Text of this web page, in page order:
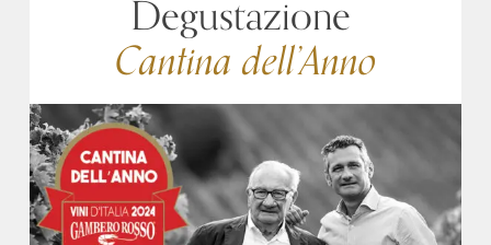
Degustazione
Cantina dell’Anno